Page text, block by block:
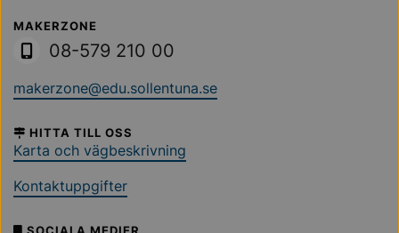
Sollentuna Kommun
MAKERZONE
08-579 210 00
makerzone@edu.sollentuna.se
HITTA TILL OSS
Karta och vägbeskrivning
Kontaktuppgifter